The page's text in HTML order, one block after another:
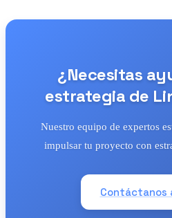
¿Necesitas
estrategia de
Nuestro equipo de expertos
impulsar tu proyecto con
Contáctanos